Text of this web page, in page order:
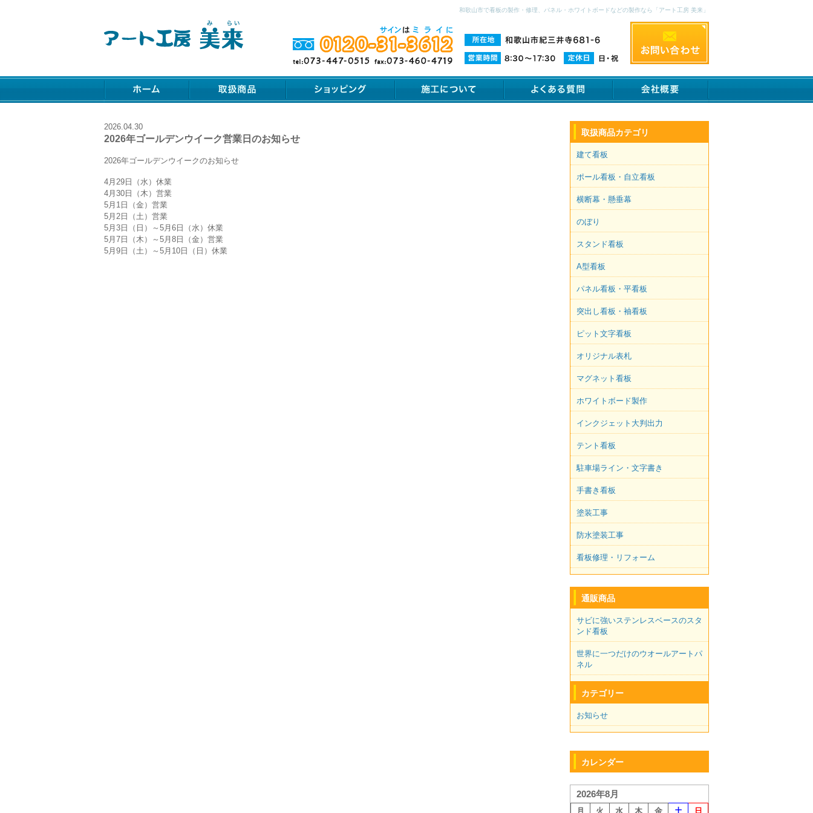
和歌山市で看板の製作・修理、パネル・ホワイトボードなどの製作なら「アート工房 美来」
2026.04.30
2026年ゴールデンウイーク営業日のお知らせ
2026年ゴールデンウイークのお知らせ
4月29日（水）休業
4月30日（木）営業
5月1日（金）営業
5月2日（土）営業
5月3日（日）～5月6日（水）休業
5月7日（木）～5月8日（金）営業
5月9日（土）～5月10日（日）休業
取扱商品カテゴリ
建て看板
ポール看板・自立看板
横断幕・懸垂幕
のぼり
スタンド看板
A型看板
パネル看板・平看板
突出し看板・袖看板
ピット文字看板
オリジナル表札
マグネット看板
ホワイトボード製作
インクジェット大判出力
テント看板
駐車場ライン・文字書き
手書き看板
塗装工事
防水塗装工事
看板修理・リフォーム
通販商品
サビに強いステンレスベースのスタ
ンド看板
世界に一つだけのウオールアートパ
ネル
カテゴリー
お知らせ
カレンダー
2026年8月
月 火 水 木 金 土 日